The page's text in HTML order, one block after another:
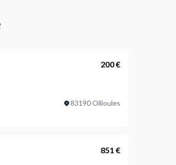
200 €
83190 Ollioules
851 €